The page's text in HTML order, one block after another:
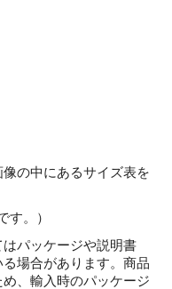
の中にあるサイズ表を
。）
パッケージや説明書
場合があります。商品
、輸入時のパッケージ